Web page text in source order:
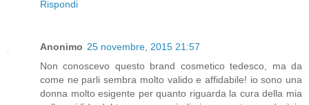
Rispondi
Anonimo 25 novembre, 2015 21:57
Non conoscevo questo brand cosmetico tedesco, ma da
come ne parli sembra molto valido e affidabile! io sono una
donna molto esigente per quanto riguarda la cura della mia